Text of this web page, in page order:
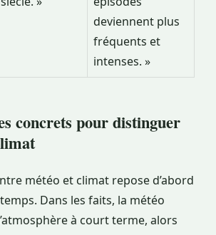
deviennent plus
fréquents et
intenses. »
concrets pour distinguer
météo et climat repose d’abord
Dans les faits, la météo
à court terme, alors